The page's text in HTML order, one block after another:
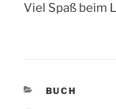
Viel Spaß beim
KATEGORIEN
BUCH